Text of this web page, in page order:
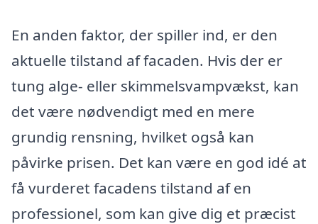
En anden faktor, der spiller ind, er den
aktuelle tilstand af facaden. Hvis der er
tung alge- eller skimmelsvampvækst, kan
det være nødvendigt med en mere
grundig rensning, hvilket også kan
påvirke prisen. Det kan være en god idé at
få vurderet facadens tilstand af en
professionel, som kan give dig et præcist